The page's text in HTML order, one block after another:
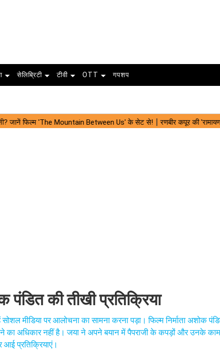
सेलिब्रिटी टीवी OTT गपशप
की तीखी प्रतिक्रिया
मीडिया पर आलोचना का सामना करना पड़ा। फिल्म निर्माता अशोक
का अधिकार नहीं है। जया ने अपने बयान में पैपराजी के कपड़ों और उनके
आई प्रतिक्रियाएं।